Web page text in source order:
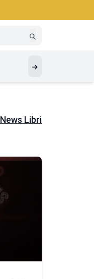
News Libri